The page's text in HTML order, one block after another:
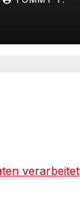
mit
verarbeitet